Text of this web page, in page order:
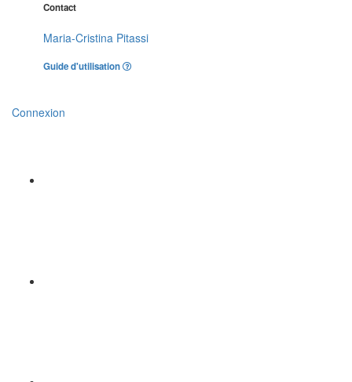
Contact
Maria-Cristina Pitassi
Guide d'utilisation
Connexion